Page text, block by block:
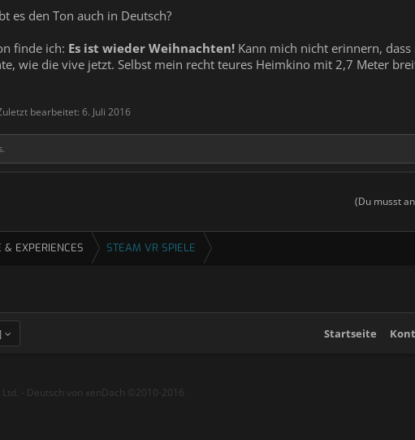
es den Ton auch in Deutsch?
finde ich: Es ist wieder Weihnachten! Kann mich nicht erinnern,
wie die vive jetzt. Selbst mein recht teures Heimkino mit 2,7 Meter
bearbeitet: 6. Juli 2016
(Du musst
& EXPERIENCES STEAM VR SPIELE
Startseite
- Deutsch von xenDach ©2010-2016